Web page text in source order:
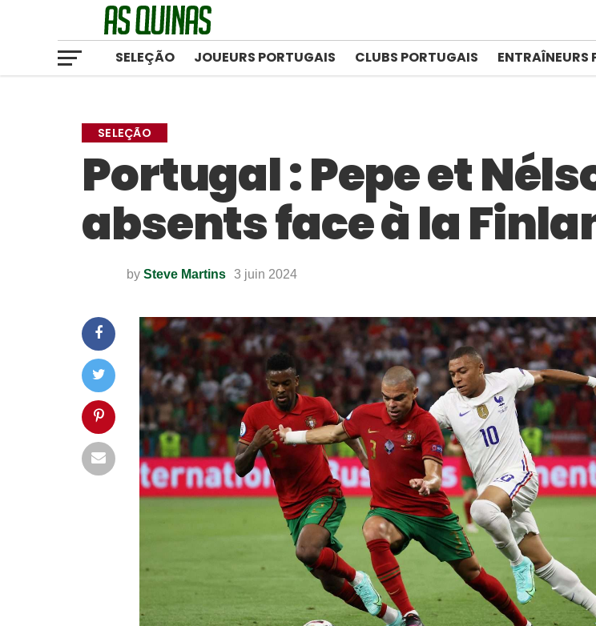
SELEÇÃO JOUEURS PORTUGAIS CLUBS PORTUGAIS ENTRAÎNEURS
SELEÇÃO
Portugal : Pepe et
absents face à la
by Steve Martins 3 juin 2024